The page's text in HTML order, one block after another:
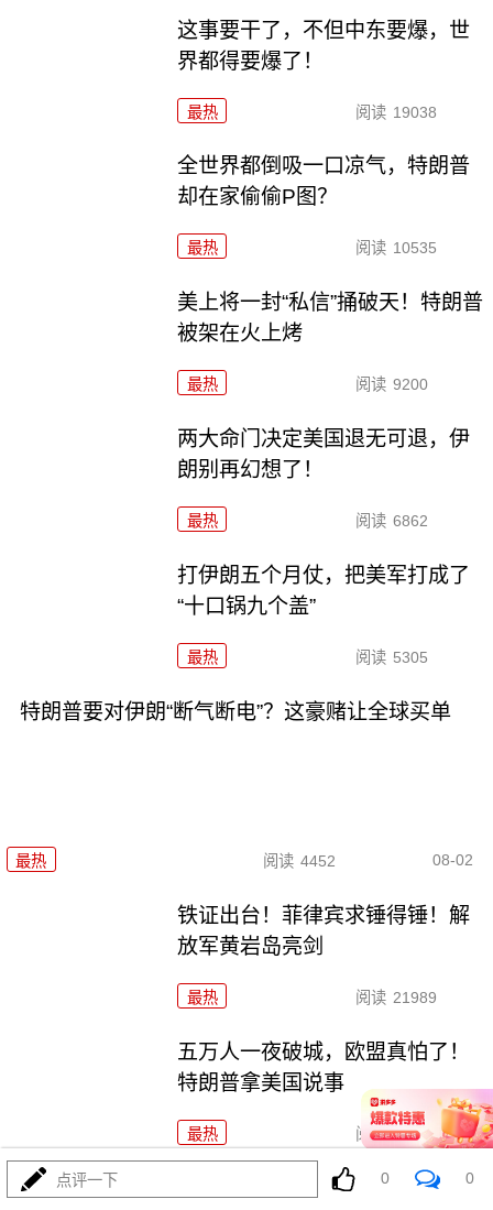
这事要干了，不但中东要爆，世
界都得要爆了！
最热 阅读 19038
全世界都倒吸一口凉气，特朗普
却在家偷偷P图？
最热 阅读 10535
美上将一封“私信”捅破天！特朗普
被架在火上烤
最热 阅读 9200
两大命门决定美国退无可退，伊
朗别再幻想了！
最热 阅读 6862
打伊朗五个月仗，把美军打成了
“十口锅九个盖”
最热 阅读 5305
特朗普要对伊朗“断气断电”？这豪赌让全球买单
最热 阅读 4452 08-02
铁证出台！菲律宾求锤得锤！解
放军黄岩岛亮剑
最热 阅读 21989
五万人一夜破城，欧盟真怕了！
特朗普拿美国说事
最热 阅读 14910
哈马斯还是跪了？特朗普高调宣布“历史性协议”
点评一下 0 0